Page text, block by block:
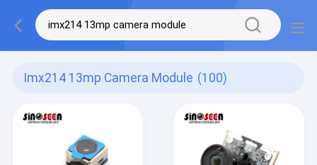
Imx214 13mp Camera Module (100)